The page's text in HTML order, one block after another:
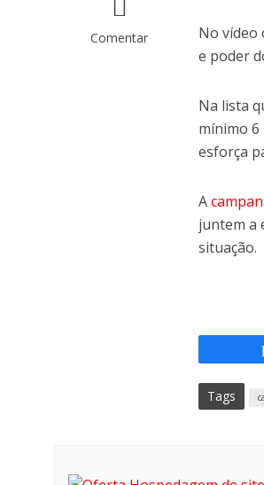
Comentar
No vídeo
e poder
Na lista
mínimo
esforça
A
juntem a
situação.
Tags